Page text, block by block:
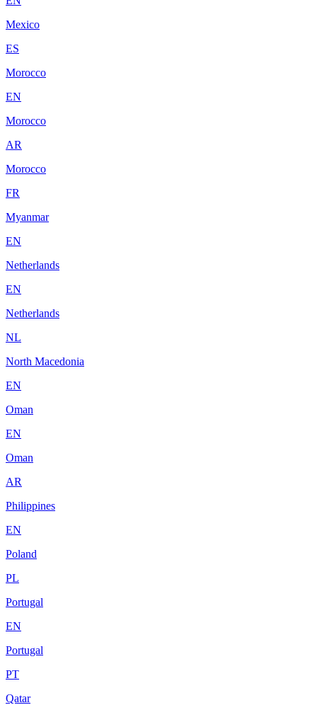
Mexico
ES
Morocco
EN
Morocco
AR
Morocco
FR
Myanmar
EN
Netherlands
EN
Netherlands
NL
North Macedonia
EN
Oman
EN
Oman
AR
Philippines
EN
Poland
PL
Portugal
EN
Portugal
PT
Qatar